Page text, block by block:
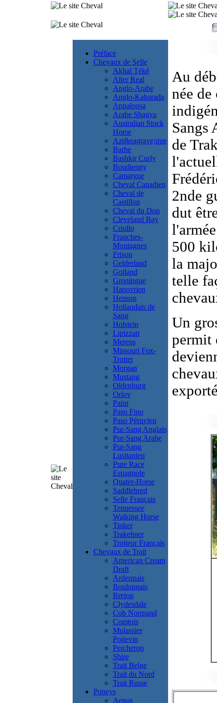
Préface
Chevaux de Selle
Akhal Téké
Alter Real
Anglo-Arabe
Anglo-Kabarada
Appaloosa
Arabe Shagya
Australian Stock
Horse
Azt&eagrave;que
Barbe
Bashkir Curly
Boudienny
Camargue
Cheval Canadien
Cheval de
Castillon
Cheval du Don
Cleveland Bay
Criollo
Franches-
Montagnes
Frison
Gelderland
Gotland
Groningue
Hanovrien
Henson
Hollandais de
Sang
Holstein
Lipizzan
Merens
Missouri Fox-
Trotter
Morgan
Mustang
Oldenburg
Orlov
Paint
Paso Fino
Paso Péruvien
Pur-Sang Anglais
Pur-Sang Arabe
Pur-Sang
Lusitanien
Pure Race
Espagnole
Quater-Horse
Saddlebred
Selle Français
Tennessee
Walking Horse
Tinker
Trakehner
Trotteur Français
Chevaux de Trait
American Cream
Draft
Ardennais
Boulonnais
Breton
Clydesdale
Cob Normand
Comtois
Mulassier
Poitevin
Percheron
Shire
Trait Belge
Trait du Nord
Trait Russe
Poneys
Aenos
Au
née de
Sangs
de
2nde
dut
500
la
telle
Un
permit